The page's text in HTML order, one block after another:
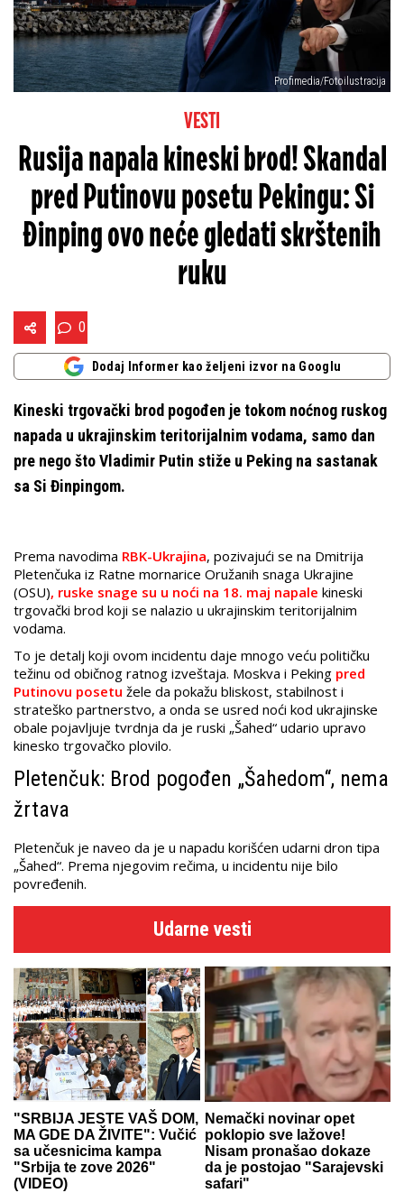
Profimedia/Fotoilustracija
VESTI
Rusija napala kineski brod! Skandal
pred Putinovu posetu Pekingu: Si
Đinping ovo neće gledati skrštenih
ruku
0
Dodaj Informer kao željeni izvor na Googlu
Kineski trgovački brod pogođen je tokom noćnog ruskog
napada u ukrajinskim teritorijalnim vodama, samo dan
pre nego što Vladimir Putin stiže u Peking na sastanak
sa Si Đinpingom.
Prema navodima RBK-Ukrajina, pozivajući se na Dmitrija
Pletenčuka iz Ratne mornarice Oružanih snaga Ukrajine
(OSU), ruske snage su u noći na 18. maj napale kineski
trgovački brod koji se nalazio u ukrajinskim teritorijalnim
vodama.
To je detalj koji ovom incidentu daje mnogo veću političku
težinu od običnog ratnog izveštaja. Moskva i Peking pred
Putinovu posetu žele da pokažu bliskost, stabilnost i
strateško partnerstvo, a onda se usred noći kod ukrajinske
obale pojavljuje tvrdnja da je ruski „Šahed“ udario upravo
kinesko trgovačko plovilo.
Pletenčuk: Brod pogođen „Šahedom“, nema
žrtava
Pletenčuk je naveo da je u napadu korišćen udarni dron tipa
„Šahed“. Prema njegovim rečima, u incidentu nije bilo
povređenih.
Udarne vesti
"SRBIJA JESTE VAŠ DOM,
MA GDE DA ŽIVITE": Vučić
sa učesnicima kampa
"Srbija te zove 2026"
(VIDEO)
Nemački novinar opet
poklopio sve lažove!
Nisam pronašao dokaze
da je postojao "Sarajevski
safari"